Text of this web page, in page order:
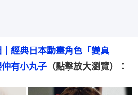
經典日本動畫角色「變真
有小丸子 （點擊放大瀏覽）：